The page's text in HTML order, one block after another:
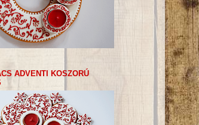
ADVENTI KOSZORÚ